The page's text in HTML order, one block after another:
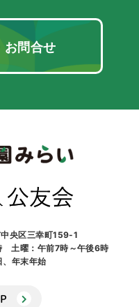
お問合せ
央区三幸町159-1
土曜：午前7時～午後6時
、年末年始